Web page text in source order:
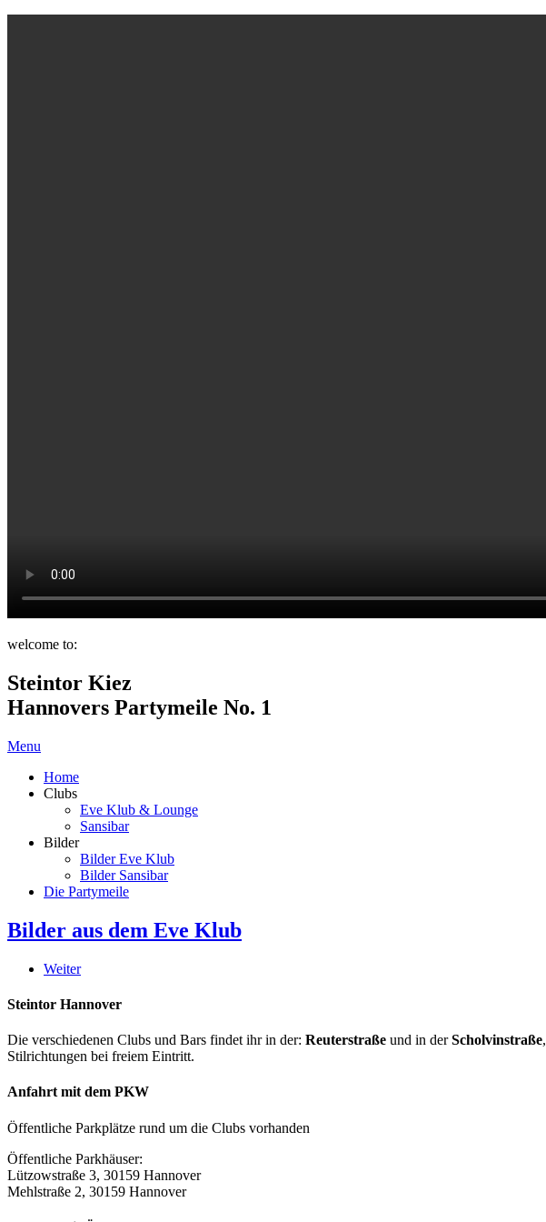
welcome to:
Steintor Kiez
Hannovers Partymeile No. 1
Menu
Home
Clubs
Eve Klub & Lounge
Sansibar
Bilder
Bilder Eve Klub
Bilder Sansibar
Die Partymeile
Bilder aus dem Eve Klub
Weiter
Steintor Hannover
Die verschiedenen Clubs und Bars findet ihr in der: Reuterstraße und in derScholvinstraße,
Stilrichtungen bei freiem Eintritt.
Anfahrt mit dem PKW
Öffentliche Parkplätze rund um die Clubs vorhanden
Öffentliche Parkhäuser:
Lützowstraße 3, 30159 Hannover
Mehlstraße 2, 30159 Hannover